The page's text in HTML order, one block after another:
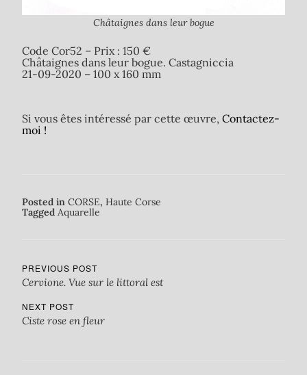
Châtaignes dans leur bogue
Code Cor52 – Prix : 150 €
Châtaignes dans leur bogue. Castagniccia
21-09-2020 – 100 x 160 mm
Si vous êtes intéressé par cette œuvre, Contactez-
moi !
Posted in CORSE, Haute Corse
Tagged Aquarelle
PREVIOUS POST
Cervione. Vue sur le littoral est
NEXT POST
Ciste rose en fleur